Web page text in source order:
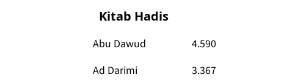
Kitab Hadis
Abu Dawud
4.590
Ad Darimi
3.367